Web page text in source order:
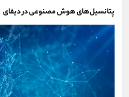
پتانسیل‌های هوش مصنوعی در دیفای